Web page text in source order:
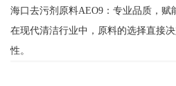
海口去污剂原料AEO9：专业品质，赋
在现代清洁行业中，原料的选择直接
性。